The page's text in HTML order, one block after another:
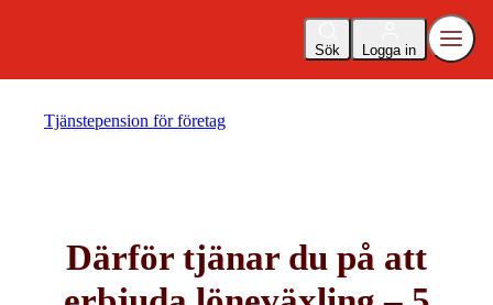
Sök Logga in
Tjänstepension för företag
Därför tjänar du på att